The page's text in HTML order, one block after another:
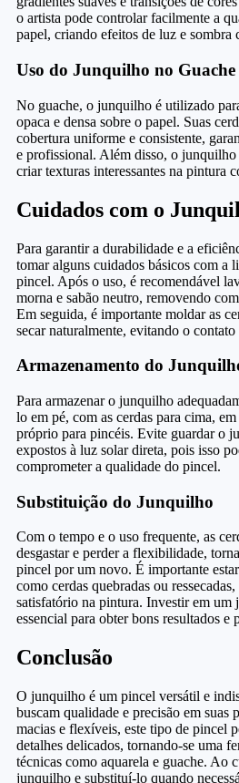
o artista pode controlar facilmente a
papel, criando efeitos de luz e sombra
Uso do Junquilho no Guache
No guache, o junquilho é utilizado
opaca e densa sobre o papel. Suas
cobertura uniforme e consistente,
e profissional. Além disso, o junquilho
criar texturas interessantes na pintura
Cuidados com o
Para garantir a durabilidade e a
tomar alguns cuidados básicos com a
pincel. Após o uso, é recomendável
morna e sabão neutro, removendo
Em seguida, é importante moldar as
secar naturalmente, evitando o
Armazenamento do
Para armazenar o junquilho
lo em pé, com as cerdas para cima,
próprio para pincéis. Evite guardar o
expostos à luz solar direta, pois isso
comprometer a qualidade do pincel.
Substituição do Junquilho
Com o tempo e o uso frequente, as
desgastar e perder a flexibilidade,
pincel por um novo. É importante
como cerdas quebradas ou
satisfatório na pintura. Investir em um
essencial para obter bons resultados
Conclusão
O junquilho é um pincel versátil e
buscam qualidade e precisão em suas
macias e flexíveis, este tipo de pincel
detalhes delicados, tornando-se uma
técnicas como aquarela e guache. Ao
junquilho e substituí-lo quando